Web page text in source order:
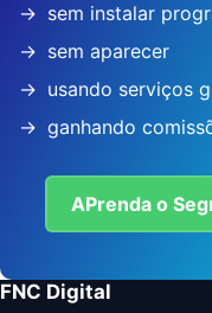
sem instalar
sem aparecer
usando serviços
ganhando
APrenda o
FNC Digital